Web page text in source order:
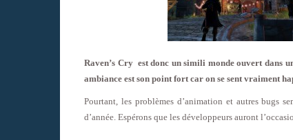
Raven’s Cry est donc un simili monde ouvert dans
ambiance est son point fort car on se sent vraiment
Pourtant, les problèmes d’animation et autres bugs
d’année. Espérons que les développeurs auront